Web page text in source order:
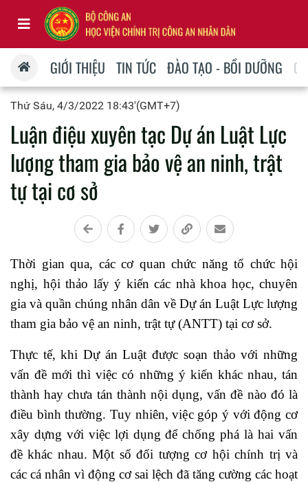
GIỚI THIỆU TIN TỨC ĐÀO TẠO - BỒI DƯỠNG
Thứ Sáu, 4/3/2022 18:43'(GMT+7)
Luận điệu xuyên tạc Dự án Luật Lực
lượng tham gia bảo vệ an ninh, trật
tự tại cơ sở
Thời gian qua, các cơ quan chức năng tổ chức hội
nghị, hội thảo lấy ý kiến các nhà khoa học, chuyên
gia và quần chúng nhân dân về Dự án Luật Lực lượng
tham gia bảo vệ an ninh, trật tự (ANTT) tại cơ sở.
Thực tế, khi Dự án Luật được soạn thảo với những
vấn đề mới thì việc có những ý kiến khác nhau, tán
thành hay chưa tán thành nội dụng, vấn đề nào đó là
điều bình thường. Tuy nhiên, việc góp ý với động cơ
xây dựng với việc lợi dụng để chống phá là hai vấn
đề khác nhau. Một số đối tượng cơ hội chính trị và
các cá nhân vì động cơ sai lệch đã tăng cường các hoạt